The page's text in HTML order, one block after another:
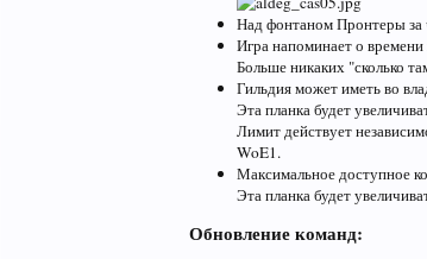
Над фонтаном Пронтеры
Игра напоминает о
Больше никаких "сколько
Гильдия может иметь во
Эта планка будет
Лимит действует
WoE1.
Максимальное доступное
Эта планка будет
Обновление команд: